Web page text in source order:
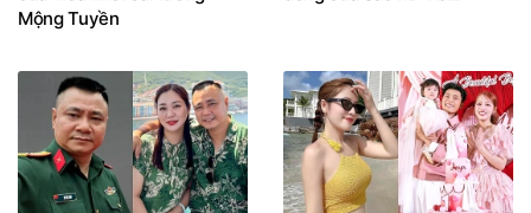
Mộng Tuyền